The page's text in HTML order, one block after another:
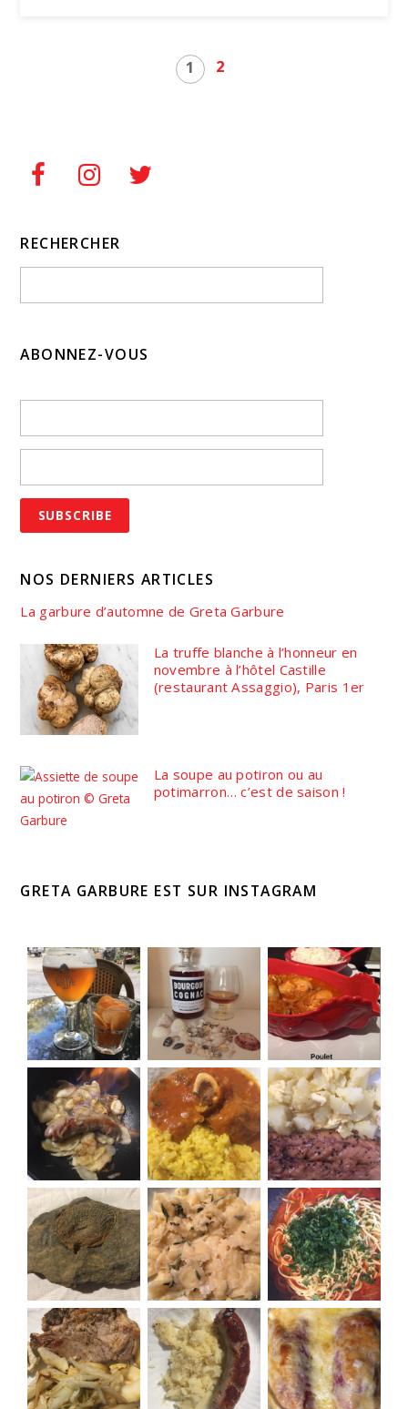
1 2
RECHERCHER
ABONNEZ-VOUS
NOS DERNIERS ARTICLES
La garbure d’automne de Greta Garbure
La truffe blanche à l’honneur en
novembre à l’hôtel Castille
(restaurant Assaggio), Paris 1er
La soupe au potiron ou au
potimarron… c’est de saison !
GRETA GARBURE EST SUR INSTAGRAM